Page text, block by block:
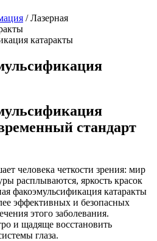
/ Лазерная
стандарт
человека четкости зрения: мир
расплываются, яркость красок
факоэмульсификация катаракты
эффективных и безопасных
этого заболевания.
и щадяще восстановить
глаза.